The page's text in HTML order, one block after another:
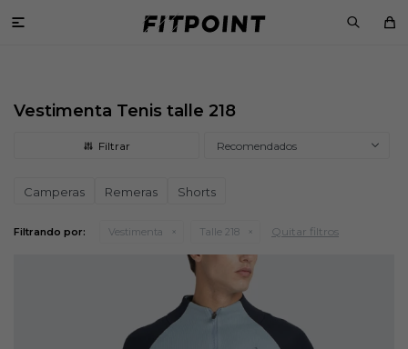

Vestimenta Tenis talle 218
Recomendados
Camperas Remeras Shorts
Filtrando por: Vestimenta Talle 218 Quitar filtros